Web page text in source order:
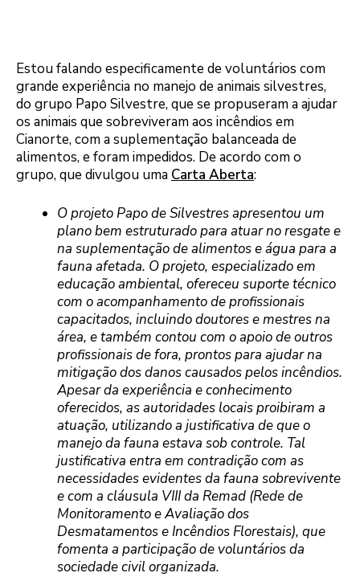
Estou falando especificamente de voluntários com
grande experiência no manejo de animais silvestres,
do grupo Papo Silvestre, que se propuseram a ajudar
os animais que sobreviveram aos incêndios em
Cianorte, com a suplementação balanceada de
alimentos, e foram impedidos. De acordo com o
grupo, que divulgou uma Carta Aberta:
O projeto Papo de Silvestres apresentou um
plano bem estruturado para atuar no resgate e
na suplementação de alimentos e água para a
fauna afetada. O projeto, especializado em
educação ambiental, ofereceu suporte técnico
com o acompanhamento de profissionais
capacitados, incluindo doutores e mestres na
área, e também contou com o apoio de outros
profissionais de fora, prontos para ajudar na
mitigação dos danos causados pelos incêndios.
Apesar da experiência e conhecimento
oferecidos, as autoridades locais proibiram a
atuação, utilizando a justificativa de que o
manejo da fauna estava sob controle. Tal
justificativa entra em contradição com as
necessidades evidentes da fauna sobrevivente
e com a cláusula VIII da Remad (Rede de
Monitoramento e Avaliação dos
Desmatamentos e Incêndios Florestais), que
fomenta a participação de voluntários da
sociedade civil organizada.